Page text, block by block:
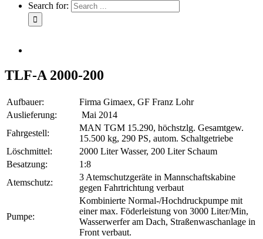
Search for:
TLF-A 2000-200
Aufbauer:
Firma Gimaex, GF Franz Lohr
Auslieferung:
Mai 2014
Fahrgestell:
MAN TGM 15.290, höchstzlg. Gesamtgew.
15.500 kg, 290 PS, autom. Schaltgetriebe
Löschmittel:
2000 Liter Wasser, 200 Liter Schaum
Besatzung:
1:8
Atemschutz:
3 Atemschutzgeräte in Mannschaftskabine
gegen Fahrtrichtung verbaut
Pumpe:
Kombinierte Normal-/Hochdruckpumpe mit
einer max. Föderleistung von 3000 Liter/Min,
Wasserwerfer am Dach, Straßenwaschanlage in
Front verbaut.